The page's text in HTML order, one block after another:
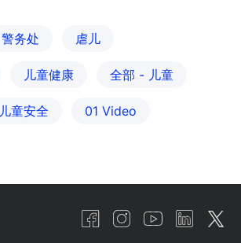
警务处 虐儿
儿童健康 全部 - 儿童
儿童安全 01 Video